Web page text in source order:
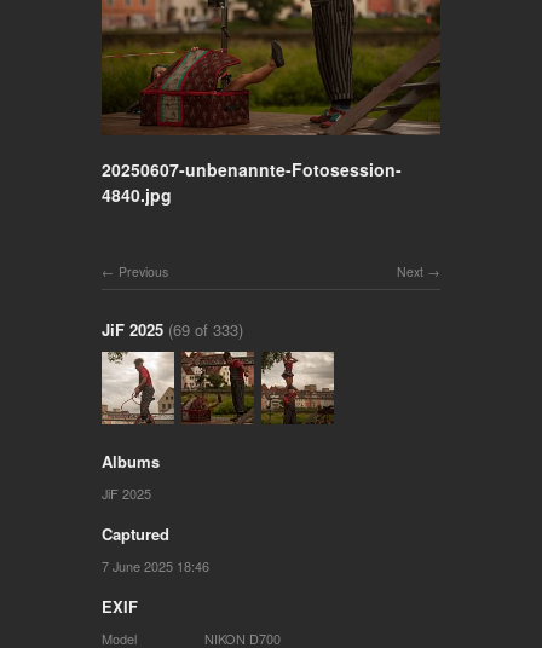
20250607-unbenannte-Fotosession-
4840.jpg
Next
Previous
JiF 2025 (69 of 333)
Albums
JiF 2025
Captured
7 June 2025 18:46
EXIF
Model NIKON D700